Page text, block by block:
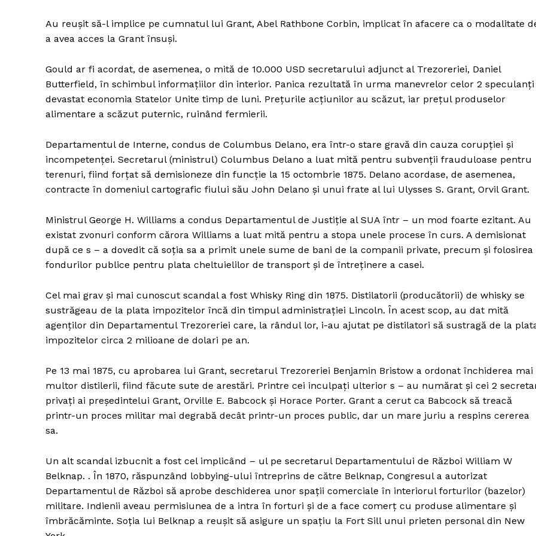
Au reușit să-l implice pe cumnatul lui Grant, Abel Rathbone Corbin, implicat în afacere ca o modalitate
a avea acces la Grant însuși.
Gould ar fi acordat, de asemenea, o mită de 10.000 USD secretarului adjunct al Trezoreriei, Daniel
Butterfield, în schimbul informațiilor din interior. Panica rezultată în urma manevrelor celor 2 speculanți
devastat economia Statelor Unite timp de luni. Prețurile acțiunilor au scăzut, iar prețul produselor
alimentare a scăzut puternic, ruinând fermierii.
Departamentul de Interne, condus de Columbus Delano, era într-o stare gravă din cauza corupției și
incompetenței. Secretarul (ministrul) Columbus Delano a luat mită pentru subvenții frauduloase pentru
terenuri, fiind forțat să demisioneze din funcție la 15 octombrie 1875. Delano acordase, de asemenea,
contracte în domeniul cartografic fiului său John Delano și unui frate al lui Ulysses S. Grant, Orvil Grant.
Ministrul George H. Williams a condus Departamentul de Justiție al SUA într – un mod foarte ezitant. Au
existat zvonuri conform cărora Williams a luat mită pentru a stopa unele procese în curs. A demisionat
după ce s – a dovedit că soția sa a primit unele sume de bani de la companii private, precum și folosirea
fondurilor publice pentru plata cheltuielilor de transport și de întreținere a casei.
Cel mai grav și mai cunoscut scandal a fost Whisky Ring din 1875. Distilatorii (producătorii) de whisky se
sustrăgeau de la plata impozitelor încă din timpul administrației Lincoln. În acest scop, au dat mită
agenților din Departamentul Trezoreriei care, la rândul lor, i-au ajutat pe distilatori să sustragă de la
impozitelor circa 2 milioane de dolari pe an.
Pe 13 mai 1875, cu aprobarea lui Grant, secretarul Trezoreriei Benjamin Bristow a ordonat închiderea mai
multor distilerii, fiind făcute sute de arestări. Printre cei inculpați ulterior s – au numărat și cei 2
privați ai președintelui Grant, Orville E. Babcock și Horace Porter. Grant a cerut ca Babcock să treacă
printr-un proces militar mai degrabă decât printr-un proces public, dar un mare juriu a respins cererea
sa.
Un alt scandal izbucnit a fost cel implicând – ul pe secretarul Departamentului de Război William W
Belknap. . În 1870, răspunzând lobbying-ului întreprins de către Belknap, Congresul a autorizat
Departamentul de Război să aprobe deschiderea unor spații comerciale în interiorul forturilor (bazelor)
militare. Indienii aveau permisiunea de a intra în forturi și de a face comerț cu produse alimentare și
îmbrăcăminte. Soția lui Belknap a reușit să asigure un spațiu la Fort Sill unui prieten personal din New